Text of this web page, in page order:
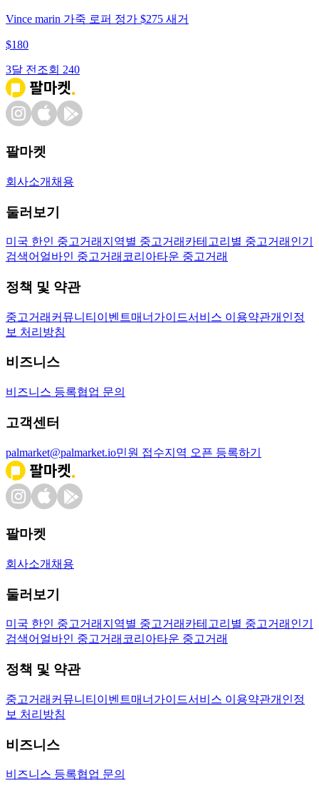
Vince marin 가죽 로퍼 정가 $275 새거
$180
3달 전 조회 240
팔마켓
회사소개 채용
둘러보기
미국 한인 중고거래 지역별 중고거래 카테고리별 중고거래 인기
검색어 얼바인 중고거래 코리아타운 중고거래
정책 및 약관
중고거래 커뮤니티 이벤트매너가이드서비스 이용약관개인정
보 처리방침
비즈니스
비즈니스 등록협업 문의
고객센터
palmarket@palmarket.io민원 접수지역 오픈 등록하기
팔마켓
회사소개 채용
둘러보기
미국 한인 중고거래 지역별 중고거래 카테고리별 중고거래 인기
검색어 얼바인 중고거래 코리아타운 중고거래
정책 및 약관
중고거래 커뮤니티 이벤트매너가이드서비스 이용약관개인정
보 처리방침
비즈니스
비즈니스 등록협업 문의